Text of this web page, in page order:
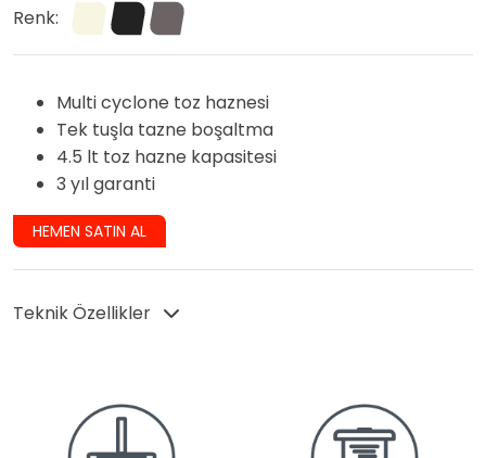
Renk:
Multi cyclone toz haznesi
Tek tuşla tazne boşaltma
4.5 lt toz hazne kapasitesi
3 yıl garanti
HEMEN SATIN AL
Teknik Özellikler